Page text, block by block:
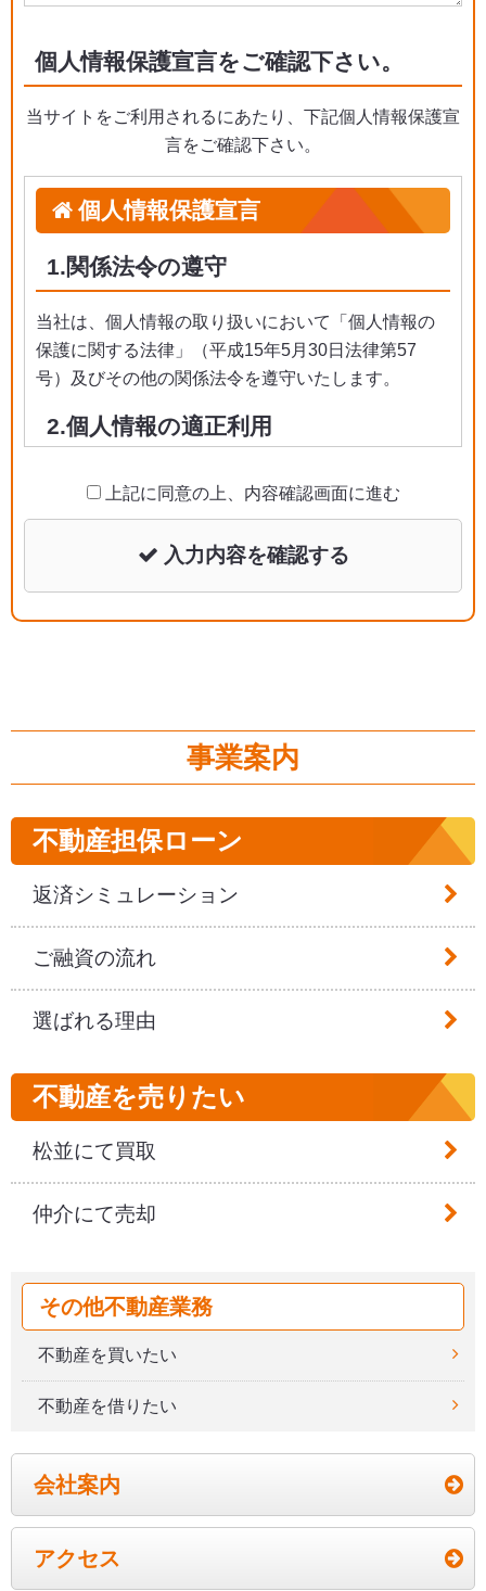
個人情報保護宣言をご確認下さい。
当サイトをご利用されるにあたり、下記個人情報保護宣
言をご確認下さい。
個人情報保護宣言
1.関係法令の遵守
当社は、個人情報の取り扱いにおいて「個人情報の
保護に関する法律」（平成15年5月30日法律第57
号）及びその他の関係法令を遵守いたします。
2.個人情報の適正利用
当社は、ホームページ等での公表または書面による
成に必要な範囲内において使用いたします。
3.個人信用機関の利用
たしません。
4.個人情報に安全管理
当社は、保有する個人情報において、不正アクセ
ス・紛失・破壊・改ざん及び漏えい等の防止に努
め、適切な安全管理を講じます。
5.個人情報の第三者提供
当社は、法令に定める場合を除き、お客様の個人情
報を、あらかじめご本人様の同意を得ることなく、
6.個人情報の委託
当社が個人情報の取り扱いを外部へ委託する場合
り扱っていると認められる委託先を選定した上、適
要かつ適切な監督を行います。
7.個人情報保護の維持・改善
当社は、個人情報の取り扱いが適正に行われるよ
う、全役職員に対する個人情報保護に関する教育及
び取扱状況に関する定期的な監査を行い、当保護方
針を実践するとともに、その継続的改善につとめま
8.個人情報についてのお問合せ窓口の
設置について
上記に同意の上、内容確認画面に進む
入力内容を確認する
事業案内
不動産担保ローン
返済シミュレーション
ご融資の流れ
選ばれる理由
不動産を売りたい
松並にて買取
仲介にて売却
その他不動産業務
不動産を買いたい
不動産を借りたい
会社案内
アクセス